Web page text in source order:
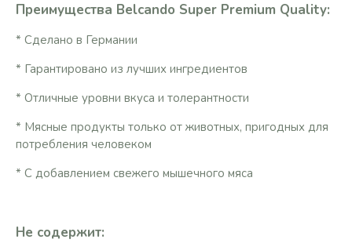
Преимущества Belcando Super Premium Quality:
* Сделано в Германии
* Гарантировано из лучших ингредиентов
* Отличные уровни вкуса и толерантности
* Мясные продукты только от животных, пригодных для
потребления человеком
* С добавлением свежего мышечного мяса
Не содержит: